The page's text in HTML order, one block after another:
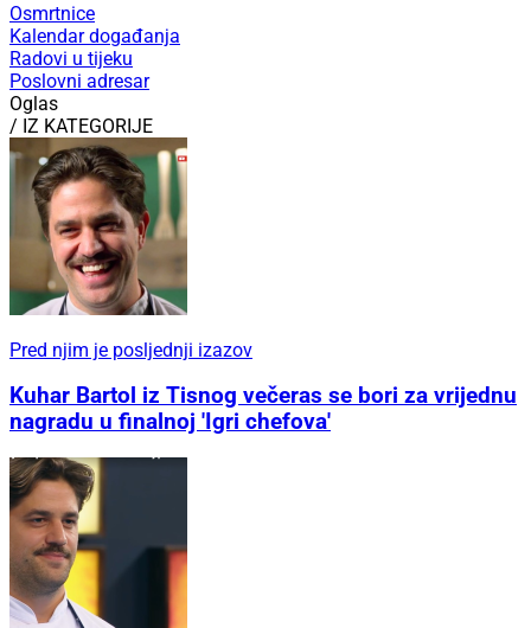
Osmrtnice
Kalendar događanja
Radovi u tijeku
Poslovni adresar
Oglas
/ IZ KATEGORIJE
Pred njim je posljednji izazov
Kuhar Bartol iz Tisnog večeras se bori za vrijednu
nagradu u finalnoj 'Igri chefova'